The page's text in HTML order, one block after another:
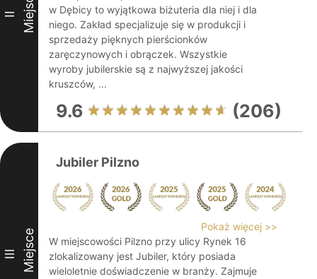
II Miejsce
w Dębicy to wyjątkowa biżuteria dla niej i dla
niego. Zakład specjalizuje się w produkcji i
sprzedaży pięknych pierścionków
zaręczynowych i obrączek. Wszystkie
wyroby jubilerskie są z najwyższej jakości
kruszców, ...
9.6 (206)
III Miejsce
Jubiler Pilzno
Pokaż więcej >>
W miejscowości Pilzno przy ulicy Rynek 16
zlokalizowany jest Jubiler, który posiada
wieloletnie doświadczenie w branży. Zajmuje